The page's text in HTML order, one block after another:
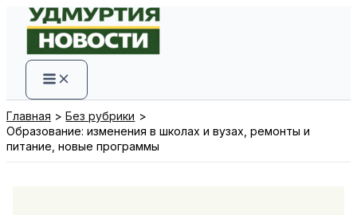
Перейти
содержимому
Главная
Без рубрики
Образование: изменения в школах и вузах, ремонты и
питание, новые программы